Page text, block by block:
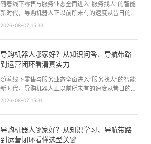
随着线下零售与服务业态全面进入“服务找人”的智能
新时代，导购机器人正以前所未有的速度从昔日的
“科技摆设”转变为能够深度参与一线服务的“数字员
求日益增长的背景下，以AI语音交互为核心的服务机
形象的延伸，更切实地…
2026-08-07 15:33
导购机器人哪家好？从知识问答、导航带路
到运营闭环看清真实力
随着线下零售与服务业态全面进入“服务找人”的智能
新时代，导购机器人正以前所未有的速度从昔日的
“科技摆设”转变为能够深度参与一线服务的“数字员
求日益增长的背景下，以AI语音交互为核心的服务机
形象的延伸，更切实地…
2026-08-07 15:31
导购机器人哪家好？从知识学习、导航带路
到运营闭环看懂选型关键